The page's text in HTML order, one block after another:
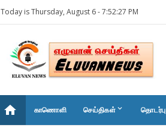
Today is Thursday, August 6 -7:52:27 PM
home காணொளி செய்திகள் keyboard_arrow_down